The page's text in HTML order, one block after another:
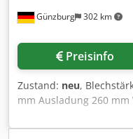
Günzburg 302 km
Preisinfo
Zustand: neu,
mm Ausladung 260
Aufnahme 26 mm
Gesamtleistungsbedarf